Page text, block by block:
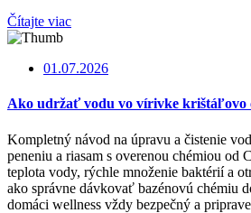
Čítajte viac
01.07.2026
Ako udržať vodu vo vírivke krištáľovo
Kompletný návod na úpravu a čistenie
peneniu a riasam s overenou chémiou od
teplota vody, rýchle množenie baktérií a
ako správne dávkovať bazénovú chémiu
domáci wellness vždy bezpečný a